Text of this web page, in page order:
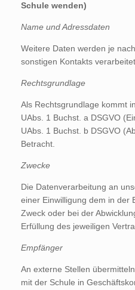
Schule wenden)
Name und Adressdaten
Weitere Daten werden je
sonstigen Kontakts
Rechtsgrundlage
Als Rechtsgrundlage kommt
UAbs. 1 Buchst. a DSGVO
UAbs. 1 Buchst. b DSGVO
Betracht.
Zwecke
Die Datenverarbeitung an
einer Einwilligung dem in der
Zweck oder bei der
Erfüllung des jeweiligen
Empfänger
An externe Stellen
mit der Schule in